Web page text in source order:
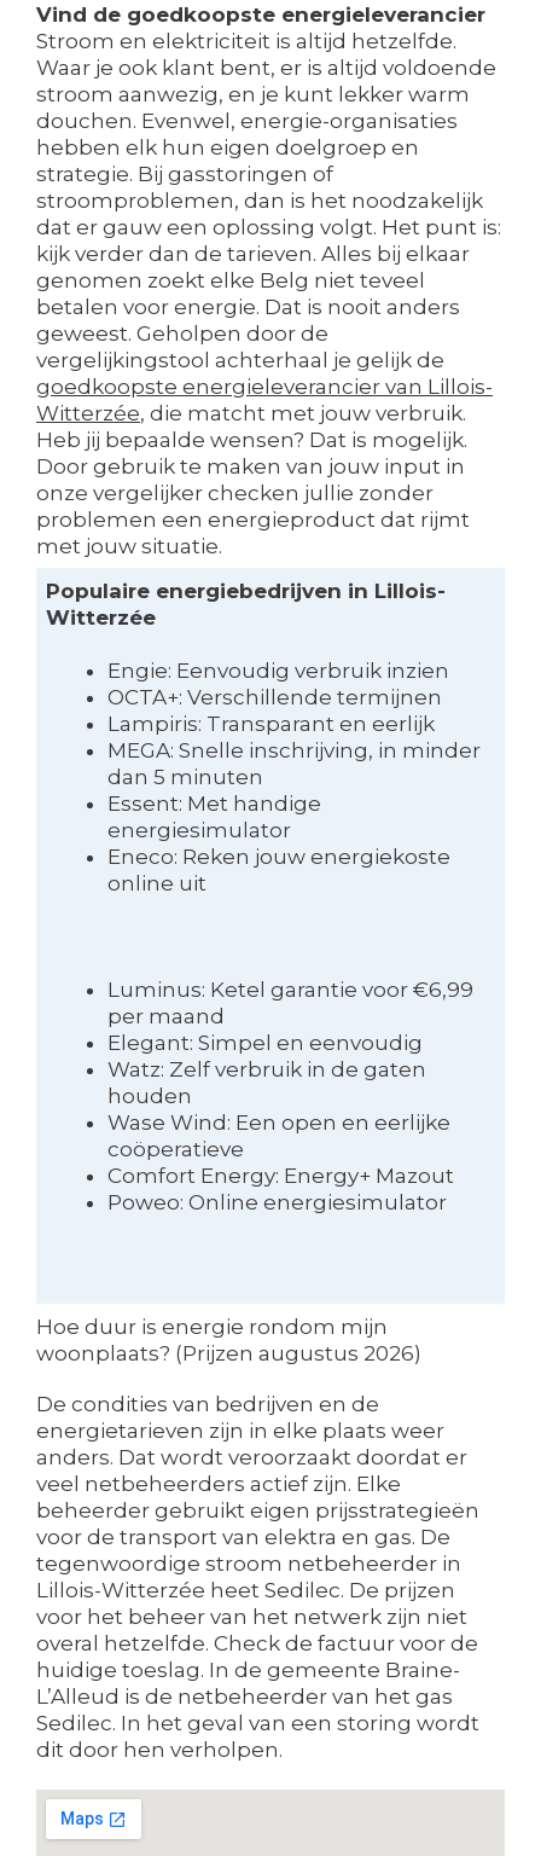
Vind de goedkoopste energieleverancier
Stroom en elektriciteit is altijd hetzelfde.
Waar je ook klant bent, er is altijd voldoende
stroom aanwezig, en je kunt lekker warm
douchen. Evenwel, energie-organisaties
hebben elk hun eigen doelgroep en
strategie. Bij gasstoringen of
stroomproblemen, dan is het noodzakelijk
dat er gauw een oplossing volgt. Het punt is:
kijk verder dan de tarieven. Alles bij elkaar
genomen zoekt elke Belg niet teveel
betalen voor energie. Dat is nooit anders
geweest. Geholpen door de
vergelijkingstool achterhaal je gelijk de
goedkoopste energieleverancier van Lillois-
Witterzée, die matcht met jouw verbruik.
Heb jij bepaalde wensen? Dat is mogelijk.
Door gebruik te maken van jouw input in
onze vergelijker checken jullie zonder
problemen een energieproduct dat rijmt
met jouw situatie.
Populaire energiebedrijven in Lillois-
Witterzée
Engie: Eenvoudig verbruik inzien
OCTA+: Verschillende termijnen
Lampiris: Transparant en eerlijk
MEGA: Snelle inschrijving, in minder
dan 5 minuten
Essent: Met handige
energiesimulator
Eneco: Reken jouw energiekoste
online uit
Luminus: Ketel garantie voor €6,99
per maand
Elegant: Simpel en eenvoudig
Watz: Zelf verbruik in de gaten
houden
Wase Wind: Een open en eerlijke
coöperatieve
Comfort Energy: Energy+ Mazout
Poweo: Online energiesimulator
Hoe duur is energie rondom mijn
woonplaats? (Prijzen augustus 2026)
De condities van bedrijven en de
energietarieven zijn in elke plaats weer
anders. Dat wordt veroorzaakt doordat er
veel netbeheerders actief zijn. Elke
beheerder gebruikt eigen prijsstrategieën
voor de transport van elektra en gas. De
tegenwoordige stroom netbeheerder in
Lillois-Witterzée heet Sedilec. De prijzen
voor het beheer van het netwerk zijn niet
overal hetzelfde. Check de factuur voor de
huidige toeslag. In de gemeente Braine-
L’Alleud is de netbeheerder van het gas
Sedilec. In het geval van een storing wordt
dit door hen verholpen.